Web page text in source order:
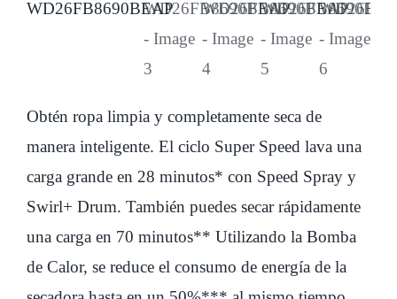
Obtén ropa limpia y completamente seca de
manera inteligente. El ciclo Super Speed lava una
carga grande en 28 minutos* con Speed Spray y
Swirl+ Drum. También puedes secar rápidamente
una carga en 70 minutos** Utilizando la Bomba
de Calor, se reduce el consumo de energía de la